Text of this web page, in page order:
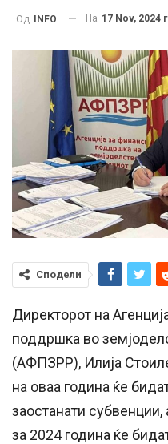
Од INFO На 17 Nov, 2024
Сподели
Директорот на
поддршка во
(АФПЗРР), Илија
на оваа година ќе
заостанати
за 2024 година ќе